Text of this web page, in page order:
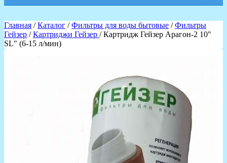
Главная /Каталог /Фильтры для воды бытовые /Фильтры
Гейзер /Картриджи Гейзер / Картридж Гейзер Арагон-2 10"
SL" (6-15 л/мин)